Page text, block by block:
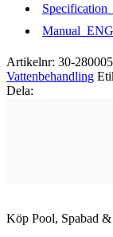
Artikelnr: 30-280005
Vattenbehandling
Dela:
Köp Pool, Spabad